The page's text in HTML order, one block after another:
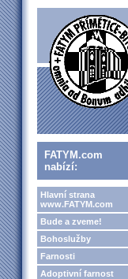
FATYM.com
nabízí:
Hlavní strana
www.FATYM.com
Bude a zveme!
Bohoslužby
Farnosti
Adoptivní farnost